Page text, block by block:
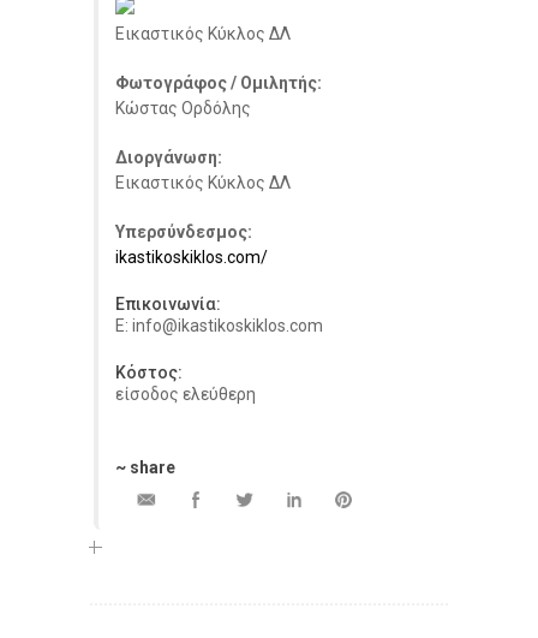
Εικαστικός Κύκλος ΔΛ
Φωτογράφος / Ομιλητής:
Κώστας Ορδόλης
Διοργάνωση:
Εικαστικός Κύκλος ΔΛ
Υπερσύνδεσμος:
ikastikoskiklos.com/
Επικοινωνία:
E: info@ikastikoskiklos.com
Κόστος:
είσοδος ελεύθερη
~ share